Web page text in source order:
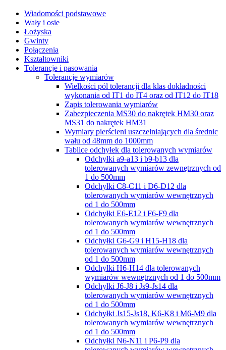
Wiadomości podstawowe
Wały i osie
Łożyska
Gwinty
Połączenia
Kształtowniki
Tolerancje i pasowania
Tolerancje wymiarów
Wielkości pól tolerancji dla klas dokładności
wykonania od IT1 do IT4 oraz od IT12 do IT18
Zapis tolerowania wymiarów
Zabezpieczenia MS30 do nakrętek HM30 oraz
MS31 do nakrętek HM31
Wymiary pierścieni uszczelniających dla średnic
wału od 48mm do 1000mm
Tablice odchyłek dla tolerowanych wymiarów
Odchyłki a9-a13 i b9-b13 dla
tolerowanych wymiarów zewnętrznych od
1 do 500mm
Odchyłki C8-C11 i D6-D12 dla
tolerowanych wymiarów wewnętrznych
od 1 do 500mm
Odchyłki E6-E12 i F6-F9 dla
tolerowanych wymiarów wewnętrznych
od 1 do 500mm
Odchyłki G6-G9 i H15-H18 dla
tolerowanych wymiarów wewnętrznych
od 1 do 500mm
Odchyłki H6-H14 dla tolerowanych
wymiarów wewnętrznych od 1 do 500mm
Odchyłki J6-J8 i Js9-Js14 dla
tolerowanych wymiarów wewnętrznych
od 1 do 500mm
Odchyłki Js15-Js18, K6-K8 i M6-M9 dla
tolerowanych wymiarów wewnętrznych
od 1 do 500mm
Odchyłki N6-N11 i P6-P9 dla